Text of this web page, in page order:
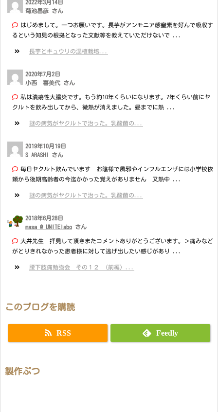
2022年3月14日
菊池昌彦 さん
はじめまして。一つお願いです。長芋がアンモニア態窒素を好んで吸収す
るという知見の根拠となった文献等を教えていただけないで ...
長芋とキュウリの混植栽培...
2020年7月2日
小西 喜美代 さん
私は潰瘍性大腸炎です。もう約10年くらいになります。7年くらい前にヤ
クルトを飲み出してから、微熱が消えました。昼までに熱 ...
謎の病気がヤクルトで治った。乳酸菌の...
2019年10月19日
S ARASHI さん
毎日ヤクルト飲んでいます お陰様で風邪やインフルエンザには小学校依
頼から後期高齢者の今迄かかった覚えがありません 又熱中 ...
謎の病気がヤクルトで治った。乳酸菌の...
2018年6月28日
masa @ UNITElabo さん
大井先生 拝見して頂きまたコメントありがとうございます。＞痛みなど
がとりきれなかった患者様に対して逃げ出したい感じがあり ...
腰下肢痛勉強会 その１２ （前編）...
このブログを購読
RSS Feedly
製作ぶつ